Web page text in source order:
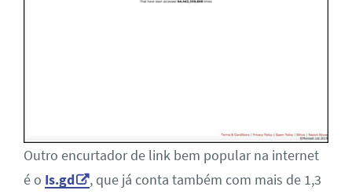
Outro encurtador de link bem popular na internet
é o Is.gd
, que já conta também com mais de 1,3